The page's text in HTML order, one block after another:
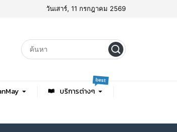
วันเสาร์, 11 กรกฎาคม 2569
บริการต่างๆ
best